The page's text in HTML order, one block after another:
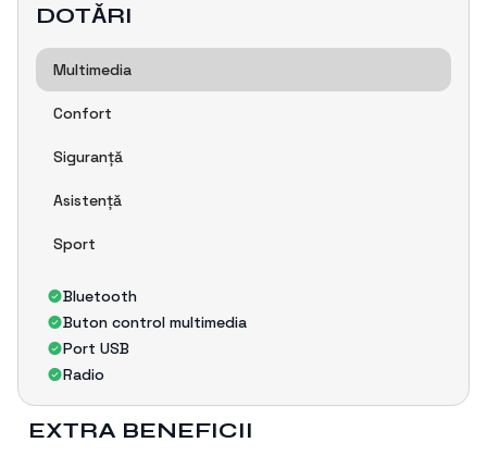
DOTǍRI
Multimedia
Confort
Siguranțǎ
Asistențǎ
Sport
Bluetooth
Buton control multimedia
Port USB
Radio
EXTRA BENEFICII